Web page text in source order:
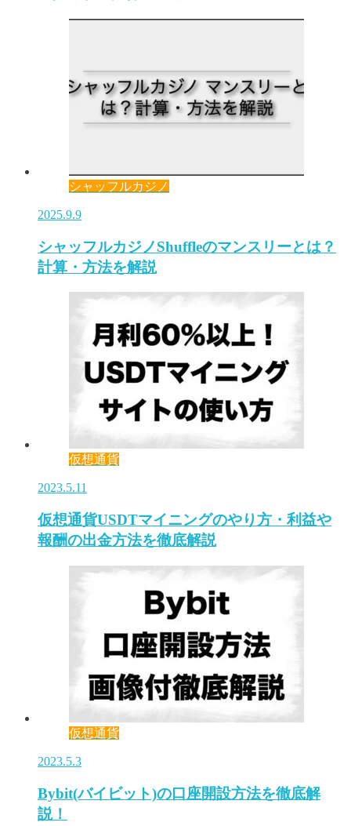
シャッフルカジノ
2025.9.9
シャッフルカジノShuffleのマンスリーとは？
計算・方法を解説
仮想通貨
2023.5.11
仮想通貨USDTマイニングのやり方・利益や
報酬の出金方法を徹底解説
仮想通貨
2023.5.3
Bybit(バイビット)の口座開設方法を徹底解
説！